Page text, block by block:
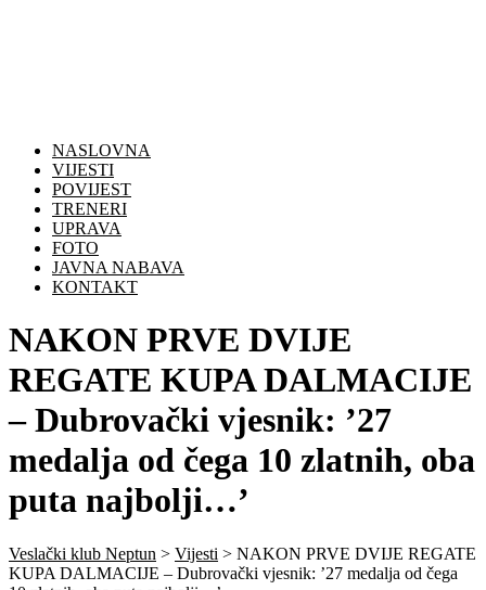
NASLOVNA
VIJESTI
POVIJEST
TRENERI
UPRAVA
FOTO
JAVNA NABAVA
KONTAKT
NAKON PRVE DVIJE
REGATE KUPA DALMACIJE
– Dubrovački vjesnik: ’27
medalja od čega 10 zlatnih, oba
puta najbolji…’
Veslački klub Neptun > Vijesti > NAKON PRVE DVIJE REGATE
KUPA DALMACIJE – Dubrovački vjesnik: ’27 medalja od čega